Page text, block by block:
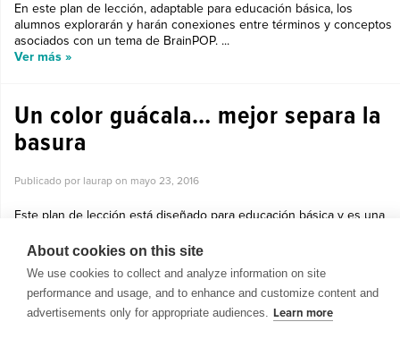
En este plan de lección, adaptable para educación básica, los
alumnos explorarán y harán conexiones entre términos y conceptos
asociados con un tema de BrainPOP. ...
Ver más »
Un color guácala… mejor separa la
basura
Publicado por laurap on mayo 23, 2016
Este plan de lección está diseñado para educación básica y es una
Ver más »
About cookies on this site
We use cookies to collect and analyze information on site
performance and usage, and to enhance and customize content and
advertisements only for appropriate audiences. Learn more